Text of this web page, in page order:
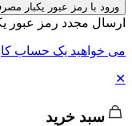
ورود با رمز عبور یکبار
ارسال مجدد رمز عبور
می خواهید یک حساب
✕
سبد خرید